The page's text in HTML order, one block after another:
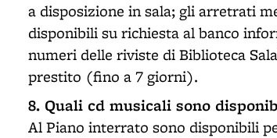
a disposizione in sala; gli arretrati
disponibili su richiesta al banco
numeri delle riviste di Biblioteca
prestito (fino a 7 giorni).
8. Quali cd musicali sono
Al Piano interrato sono disponibili